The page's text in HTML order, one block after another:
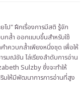
ป" ฝึกเรื่องการมีสติ รู้จัก
กล้ำ ออกแบบขึ้นสำหรับใช้
ำควบกล้ำเพียงหนึ่งชุด เพื่อให้
รมณ์ขัน ไล่เรียงลำดับการอ่าน
Sulzby ซึ่งจะทำให้
ริมให้มีพัฒนาการการอ่านที่สูง